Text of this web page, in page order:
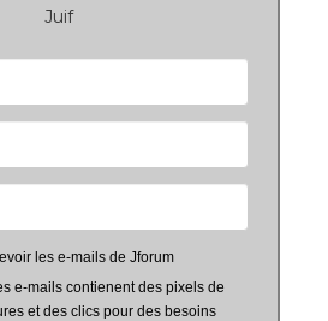
Juif
les e-mails de Jforum
e-mails contienent des pixels de
et des clics pour des besoins